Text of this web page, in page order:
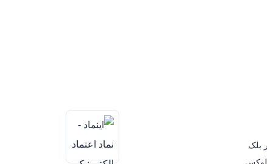
بلک